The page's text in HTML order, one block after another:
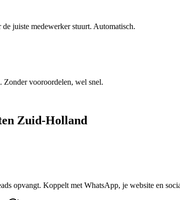
juiste medewerker stuurt. Automatisch.
Zonder vooroordelen, wel snel.
Zuid-Holland
opvangt. Koppelt met WhatsApp, je website en